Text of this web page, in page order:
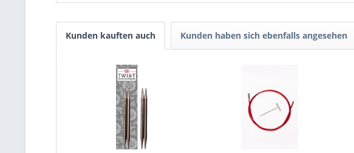
Kunden kauften auch Kunden haben sich ebenfalls angesehen